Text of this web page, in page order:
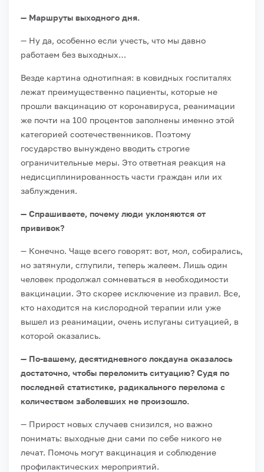
— Маршруты выходного дня.
— Ну да, особенно если учесть, что мы давно
работаем без выходных…
Везде картина однотипная: в ковидных госпиталях
лежат преимущественно пациенты, которые не
прошли вакцинацию от коронавируса, реанимации
же почти на 100 процентов заполнены именно этой
категорией соотечественников. Поэтому
государство вынуждено вводить строгие
ограничительные меры. Это ответная реакция на
недисциплинированность части граждан или их
заблуждения.
— Спрашиваете, почему люди уклоняются от
прививок?
— Конечно. Чаще всего говорят: вот, мол, собирались,
но затянули, сглупили, теперь жалеем. Лишь один
человек продолжал сомневаться в необходимости
вакцинации. Это скорее исключение из правил. Все,
кто находится на кислородной терапии или уже
вышел из реанимации, очень испуганы ситуацией, в
которой оказались.
— По-вашему, десятидневного локдауна оказалось
достаточно, чтобы переломить ситуацию? Судя по
последней статистике, радикального перелома с
количеством заболевших не произошло.
— Прирост новых случаев снизился, но важно
понимать: выходные дни сами по себе никого не
лечат. Помочь могут вакцинация и соблюдение
профилактических мероприятий.